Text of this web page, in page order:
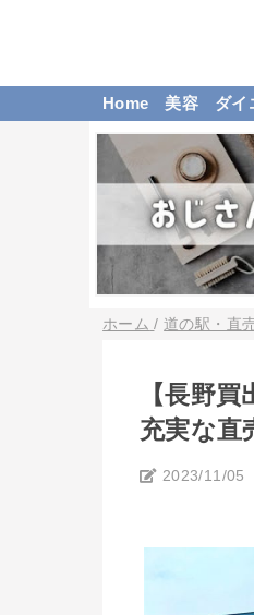
Home 美容 ダイ
ホーム /道の駅・直
【長野
充実な直
2023/11/05